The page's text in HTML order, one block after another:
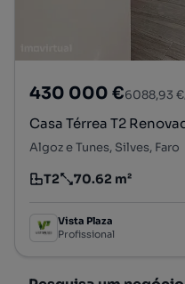
430 000 €6088,93
Casa Térrea T2
Algoz e Tunes, Silves, Faro
Tipologia
T2
Preço por metro
70.62 m²
Vista Plaza
Profissional